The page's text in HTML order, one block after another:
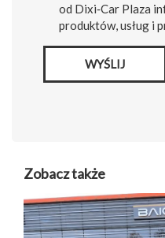
od Dixi‑Car Plaza
produktów, usług i
WYŚLIJ
Zobacz także